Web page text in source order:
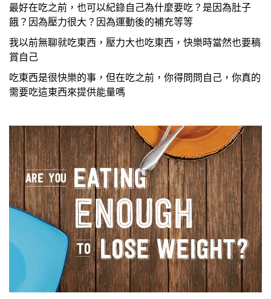
最好在吃之前，也可以紀錄自己為什麼要吃？是因為肚子
餓？因為壓力很大？因為運動後的補充等等
我以前無聊就吃東西，壓力大也吃東西，快樂時當然也要稿
賞自己
吃東西是很快樂的事，但在吃之前，你得問問自己，你真的
需要吃這東西來提供能量嗎